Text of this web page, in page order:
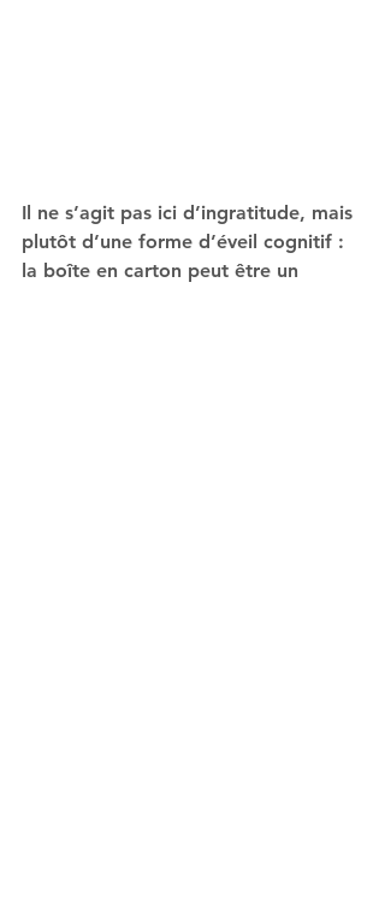
Il ne s’agit pas ici d’ingratitude, mais
plutôt d’une forme d’éveil cognitif :
la boîte en carton peut être un